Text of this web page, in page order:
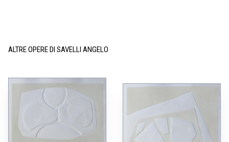
ALTRE OPERE DI SAVELLI ANGELO